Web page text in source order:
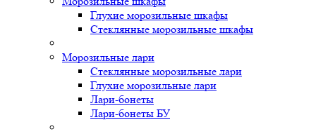
Глухие морозильные шкафы
Стеклянные морозильные шкафы
Морозильные лари
Стеклянные морозильные лари
Глухие морозильные лари
Лари-бонеты
Лари-бонеты БУ